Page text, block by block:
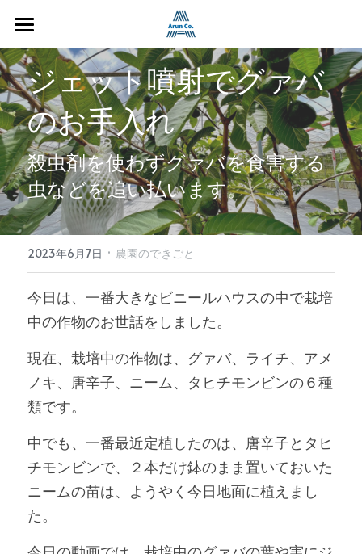
HOME
Restaurant
Guestroom
石垣島ゲストルームアルン
お部屋紹介
Farm
石垣島アルン農園
農園ブログ
検索
ジェット噴射でグァバ
のお手入れ
殺虫剤を使わずグァバを食害する
虫などを追い払います。
2023年6月7日 · 農園のできごと
今日は、一番大きなビニールハウスの中で栽培
中の作物のお世話をしました。
現在、栽培中の作物は、グァバ、ライチ、アメ
ノキ、唐辛子、ニーム、タヒチモンビンの６種
類です。
中でも、一番最近定植したのは、唐辛子とタヒ
チモンビンで、２本だけ鉢のまま置いておいた
ニームの苗は、ようやく今日地面に植えまし
た。